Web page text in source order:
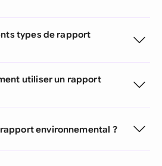
types de rapport
utiliser un rapport
environnemental ?